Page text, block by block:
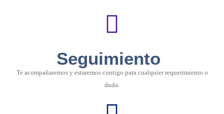
Seguimiento
Te acompañaremos y estaremos contigo para cualquier requerimiento o
duda.